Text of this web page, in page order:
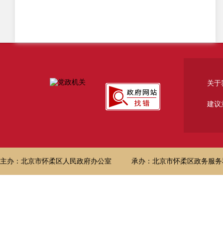
关于
建议
主办：北京市怀柔区人民政府办公室 承办：北京市怀柔区政务服